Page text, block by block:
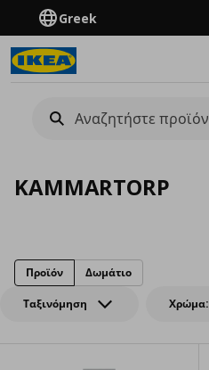
Greek
KAMMARTORP
Ταξινόμηση Χρώμα:
Προϊόν Δωμάτιο